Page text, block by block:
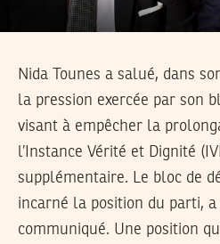
Nida Tounes a salué, dans
la pression exercée par son
visant à empêcher la
l’Instance Vérité et Dignité
supplémentaire. Le bloc de
incarné la position du parti,
communiqué. Une position